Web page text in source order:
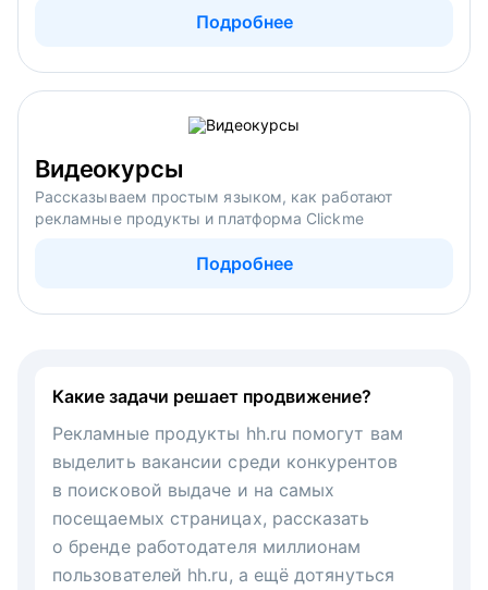
Подробнее
Видеокурсы
Рассказываем простым языком, как работают
рекламные продукты и платформа Clickme
Подробнее
Какие задачи решает продвижение?
Рекламные продукты hh.ru помогут вам
выделить вакансии среди конкурентов
в поисковой выдаче и на самых
посещаемых страницах, рассказать
о бренде работодателя миллионам
пользователей hh.ru, а ещё дотянуться